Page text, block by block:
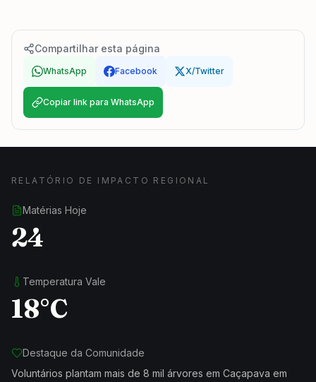
Compartilhar esta página
WhatsApp Facebook X/Twitter
Copiar link para WhatsApp
RELATÓRIO DE IMPACTO REGIONAL
Matérias Hoje
24
Temperatura Vale
18°C
Destaque da Comunidade
Voluntários plantam mais de 8 mil árvores em Caçapava em